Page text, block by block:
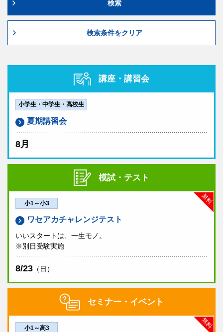
検索
検索条件をクリア
講座・講習会
小学生・中学生・高校生
夏期講習会
8月
模試・テスト
無料
小1～小3
ワセアカチャレンジテスト
いいスタートは、一生モノ。
※別日受験実施
8/23 （日）
セミナー・イベント
無料
小1～高3